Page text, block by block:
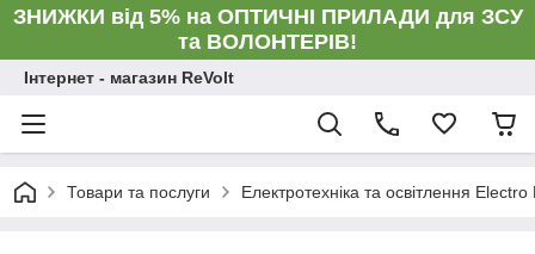
ЗНИЖКИ від 5% на ОПТИЧНІ ПРИЛАДИ для ЗСУ
та ВОЛОНТЕРІВ!
Інтернет - магазин ReVolt
Товари та послуги Електротехніка та освітлення